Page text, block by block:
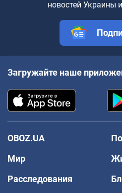
новостей Украины
Загружайте наше
OBOZ.UA
Мир
Расследования